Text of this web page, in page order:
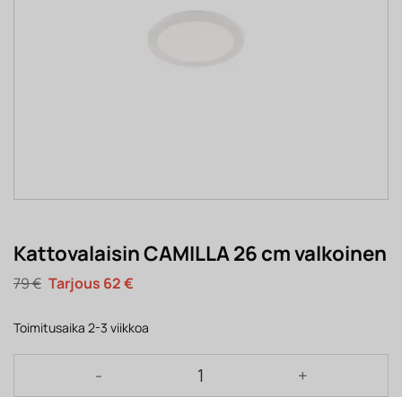
Kattovalaisin CAMILLA 26 cm valkoinen
79€ Alkuperäinen
hinta
79 €.
62€Nykyinen
62 €.
Toimitusaika 2-3 viikkoa
Kattovalaisin CAMILLA 26 cm valkoinen määrä